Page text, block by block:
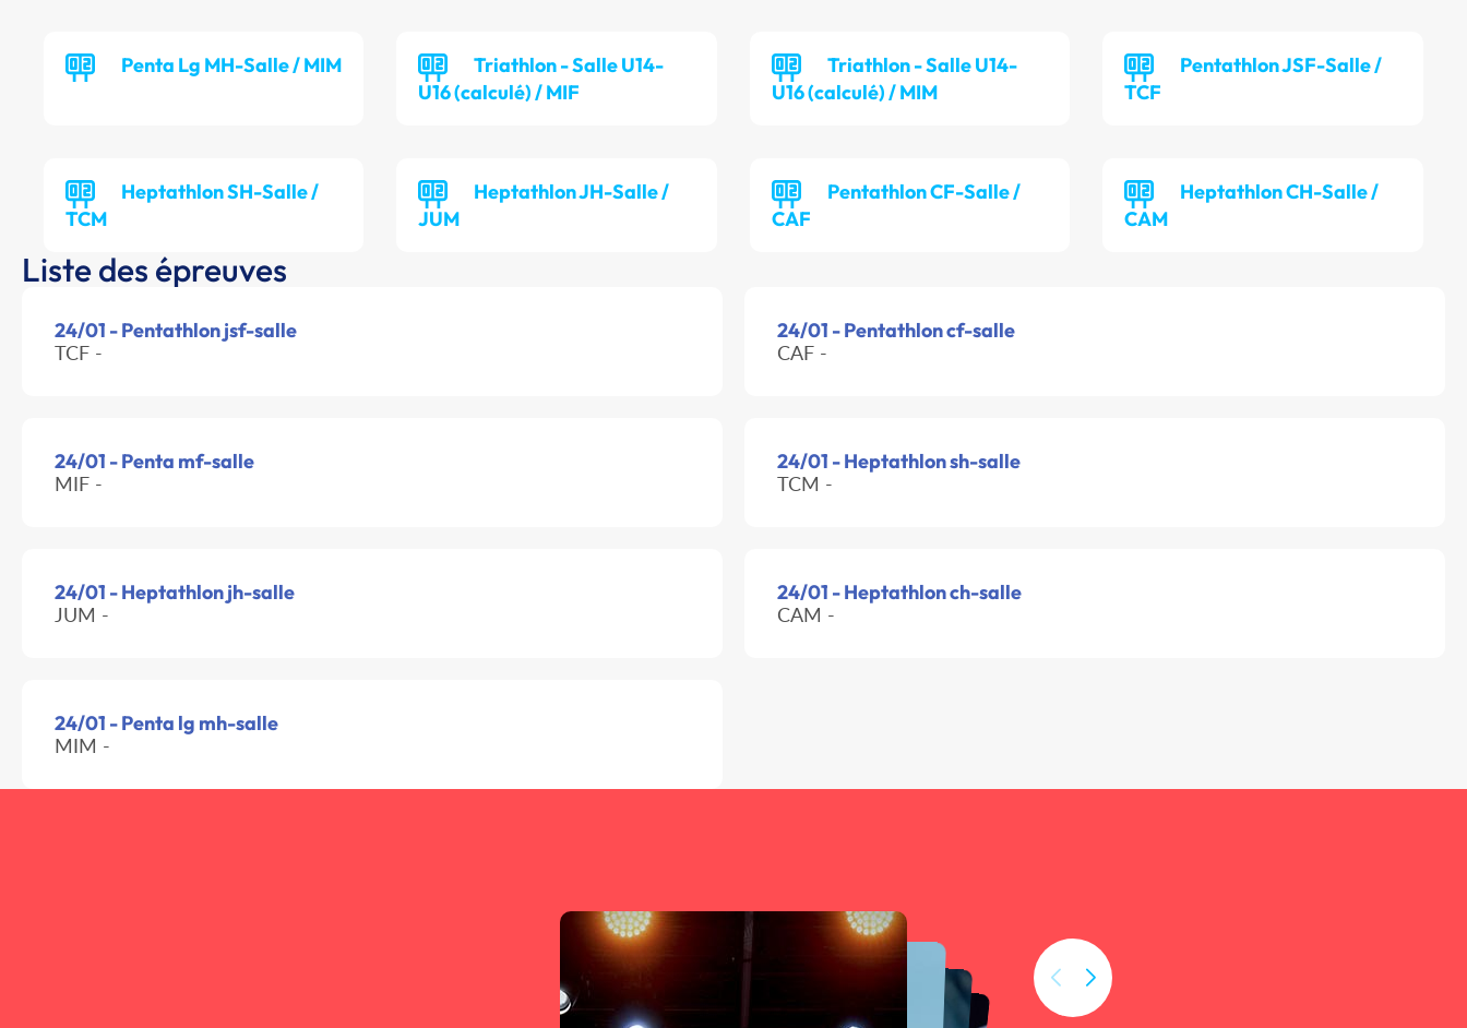
Penta Lg MH-Salle / MIM
Triathlon - Salle U14-
U16 (calculé) / MIF
Triathlon - Salle U14-
U16 (calculé) / MIM
Pentathlon JSF-Salle /
TCF
Heptathlon SH-Salle /
TCM
Heptathlon JH-Salle /
JUM
Pentathlon CF-Salle /
CAF
Heptathlon CH-Salle /
CAM
Liste des épreuves
24/01 - Pentathlon jsf-salle
TCF -
24/01 - Pentathlon cf-salle
CAF -
24/01 - Penta mf-salle
MIF -
24/01 - Heptathlon sh-salle
TCM -
24/01 - Heptathlon jh-salle
JUM -
24/01 - Heptathlon ch-salle
CAM -
24/01 - Penta lg mh-salle
MIM -